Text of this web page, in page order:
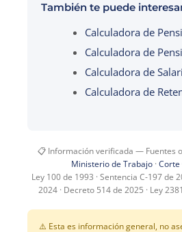
También te puede
Calculadora de
Calculadora de
Calculadora de
Calculadora de
📋 Información verificada — Fuentes
Ministerio de Trabajo· Corte
Ley 100 de 1993 · Sentencia C-197 de
2024 · Decreto 514 de 2025 · Ley
⚠️ Esta es información general, no